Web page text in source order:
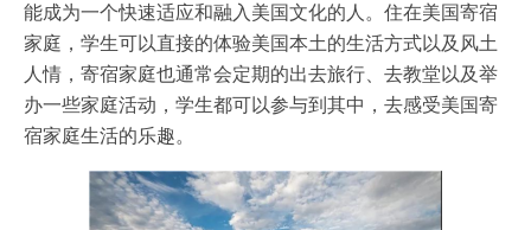
能成为一个快速适应和融入美国文化的人。住在美国寄宿
家庭，学生可以直接的体验美国本土的生活方式以及风土
人情，寄宿家庭也通常会定期的出去旅行、去教堂以及举
办一些家庭活动，学生都可以参与到其中，去感受美国寄
宿家庭生活的乐趣。